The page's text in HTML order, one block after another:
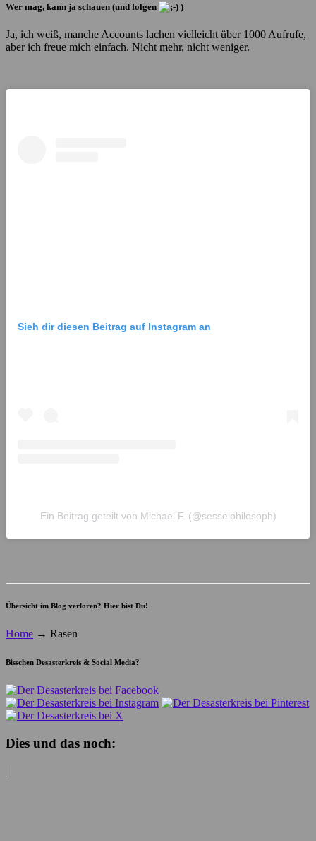
Wer mag, kann ja schauen (und folgen )
Ja, ich weiß, manche Accounts lachen vielleicht über 1000 Aufrufe,
aber ich freue mich einfach. Nicht mehr, nicht weniger.
Sieh dir diesen Beitrag auf Instagram an
Ein Beitrag geteilt von Michael F. (@sesselphilosoph)
Übersicht im Blog verloren? Hier bist Du!
Home → Rasen
Bisschen Desasterkreis & Social Media?
Dies und das noch: